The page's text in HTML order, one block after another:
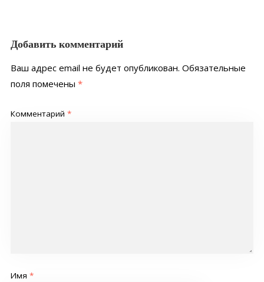
Добавить комментарий
Ваш адрес email не будет опубликован. Обязательные
поля помечены *
Комментарий *
Имя *